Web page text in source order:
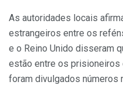
As autoridades locais
estrangeiros entre os
e o Reino Unido disseram
estão entre os
foram divulgados números